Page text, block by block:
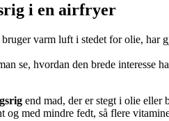
i en airfryer
varm luft i stedet for olie,
se, hvordan den brede interesse
end mad, der er stegt i olie eller
med mindre fedt, så flere